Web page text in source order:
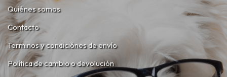
Quiénes somos
Contacto
Terminos y condiciónes de envío
Política de cambio o devolución